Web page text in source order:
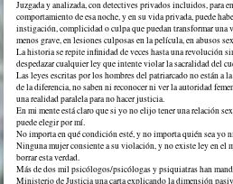
Juzgada y analizada, con detectives privados incluidos, para
comportamiento de esa noche, y en su vida privada, puede
instigación, complicidad o culpa que puedan transformar una
menos grave, en lesiones culposas en la película, en abusos
La historia se repite infinidad de veces hasta una revolución
despedazar cualquier ley que intente violar la sacralidad del
Las leyes escritas por los hombres del patriarcado no están a
de la diferencia, no saben ni reconocer ni ver la autoridad
una realidad paralela para no hacer justicia.
En mi mente está claro que si yo no elijo tener una relación
puede elegir por mí.
No importa en qué condición esté, y no importa quién sea yo
Ninguna mujer consiente a su violación, y no existe ley en el
borrar esta verdad.
Más de dos mil psicólogos/psicólogas y psiquiatras han
Ministerio de Justicia una carta explicando la dimensión